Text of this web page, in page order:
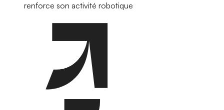
renforce son activité robotique